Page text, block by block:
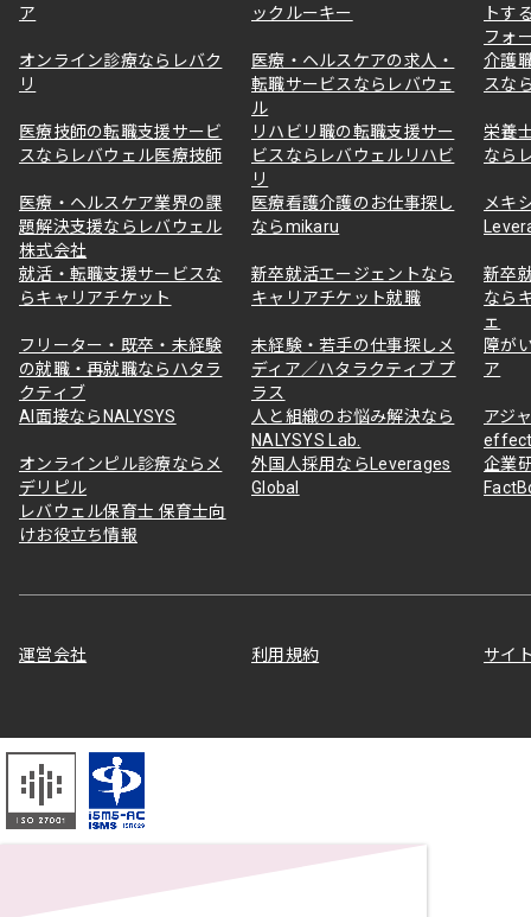
ア
ックルーキー
トす
フォ
オンライン診療ならレバク
リ
医療・ヘルスケアの求人・
転職サービスならレバウェ
ル
介護
スな
医療技師の転職支援サービ
スならレバウェル医療技師
リハビリ職の転職支援サー
ビスならレバウェルリハビ
リ
栄養
なら
医療・ヘルスケア業界の課
題解決支援ならレバウェル
株式会社
医療看護介護のお仕事探し
ならmikaru
メキ
就活・転職支援サービスな
らキャリアチケット
新卒就活エージェントなら
キャリアチケット就職
新卒
なら
ェ
フリーター・既卒・未経験
の就職・再就職ならハタラ
クティブ
未経験・若手の仕事探しメ
ディア／ハタラクティブ プ
ラス
障が
ア
AI面接ならNALYSYS
人と組織のお悩み解決なら
NALYSYS Lab.
アジ
オンラインピル診療ならメ
デリピル
外国人採用ならLeverages
Global
企業
レバウェル保育士 保育士向
けお役立ち情報
運営会社 利用規約 サイ